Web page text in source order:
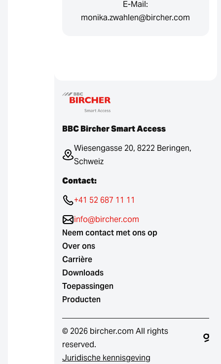
E-Mail:
monika.zwahlen@bircher.com
BBC Bircher Smart Access
Wiesengasse 20, 8222 Beringen,
Schweiz
Contact:
+41 52 687 11 11
info@bircher.com
Neem contact met ons op
Over ons
Carrière
Downloads
Toepassingen
Producten
© 2026 bircher.com All rights
reserved.
Juridische kennisgeving